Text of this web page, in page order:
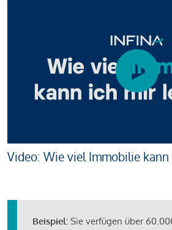
Video: Wie viel Immobilie kann
Beispiel: Sie verfügen über